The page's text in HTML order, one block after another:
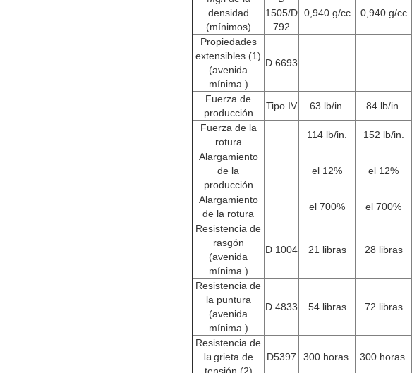
densidad
(mínimos)
1505/D
792
0,940 g/cc 0,940 g/cc
Propiedades
extensibles (1)
(avenida
mínima.)
D 6693
Fuerza de
producción
Tipo IV 63 lb/in. 84 lb/in.
Fuerza de la
rotura
114 lb/in. 152 lb/in.
Alargamiento
de la
producción
el 12% el 12%
Alargamiento
de la rotura
el 700% el 700%
Resistencia de
rasgón
(avenida
mínima.)
D 1004 21 libras 28 libras
Resistencia de
la puntura
(avenida
mínima.)
D 4833 54 libras 72 libras
Resistencia de
la grieta de
D5397 300 horas. 300 horas.